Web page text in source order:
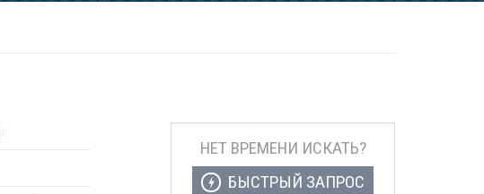
НЕТ ВРЕМЕНИ ИСКАТЬ?
БЫСТРЫЙ ЗАПРОС